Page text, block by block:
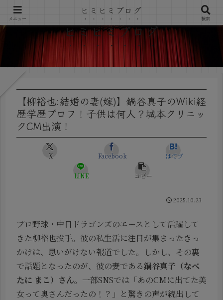
ヒミヒミブログ
【柳裕也:結婚の妻(嫁)】鍋谷真子のWiki経
歴学歴プロフ！子供は何人？城本クリニッ
クCM出演！
X Facebook はてブ
LINE コピー
2025.10.23
プロ野球・中日ドラゴンズのエースとして活躍して
きた柳裕也投手。彼の私生活に注目が集まったきっ
かけは、思いがけない報道でした。しかし、その裏
で話題となったのが、彼の妻である鍋谷真子（なべ
たに まこ）さん。一部SNSでは「あのCMに出てた美
女って奥さんだったの！？」と驚きの声が続出して
メニュー
ヒミヒミブログ
検索